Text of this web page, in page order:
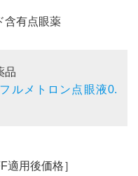
含有点眼薬
品
フルメトロン点眼液0.
適用後価格］